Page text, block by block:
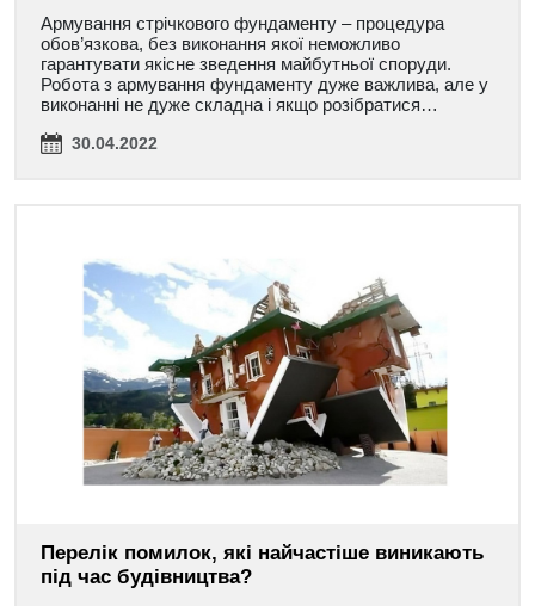
Армування стрічкового фундаменту – процедура
обов’язкова, без виконання якої неможливо
гарантувати якісне зведення майбутньої споруди.
Робота з армування фундаменту дуже важлива, але у
виконанні не дуже складна і якщо розібратися…
30.04.2022
Перелік помилок, які найчастіше виникають
під час будівництва?